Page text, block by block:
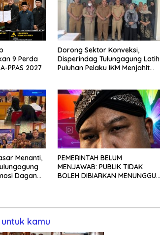
9 Perda
PPAS 2027
Dorong Sektor Konveksi,
Disperindag Tulungagung Latih
Puluhan Pelaku IKM Menjahit
Menanti,
Dagang
PEMERINTAH BELUM
MENJAWAB: PUBLIK TIDAK
BOLEH DIBIARKAN MENUNGGU
kamu